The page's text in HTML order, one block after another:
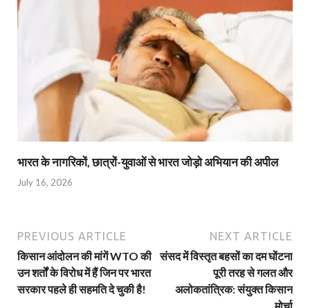
भारत के नागरिकों, छात्रों-युवाओं से भारत जोड़ो अभियान की अपील
July 16, 2026
PREVIOUS ARTICLE
किसान आंदोलन की मांगें WTO की
उन शर्तों के विरोध में हैं जिन पर भारत
सरकार पहले ही सहमति दे चुकी है!
NEXT ARTICLE
संसद में विस्तृत बहसों का दम घोंटना
पूरी तरह से गलत और
अलोकतांत्रिक: संयुक्त किसान